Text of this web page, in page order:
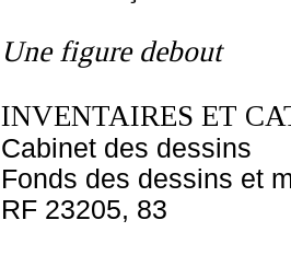
Une figure debout
INVENTAIRES ET
Cabinet des dessins
Fonds des dessins et
RF 23205, 83